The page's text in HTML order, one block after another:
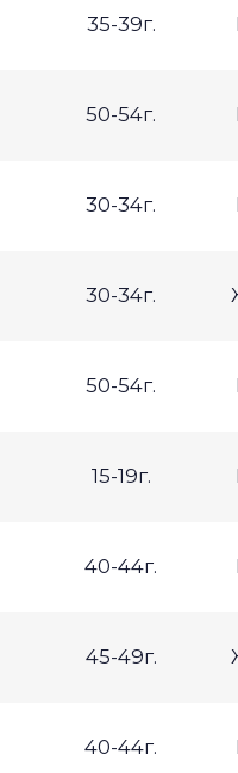
35-39г.
50-54г.
30-34г.
30-34г.
50-54г.
15-19г.
40-44г.
45-49г.
40-44г.